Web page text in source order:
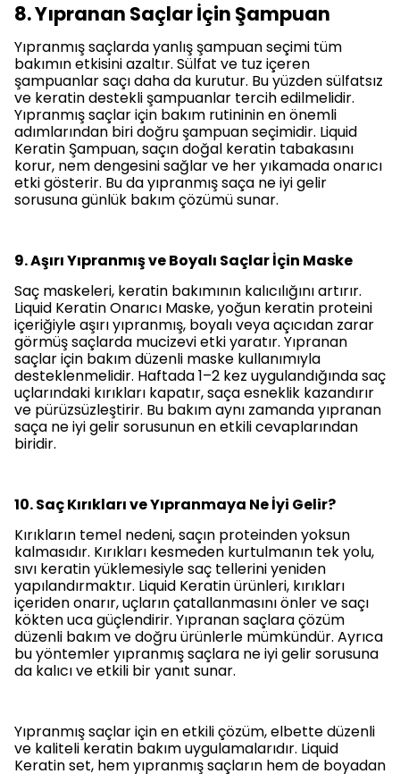
8. Yıpranan Saçlar İçin Şampuan
Yıpranmış saçlarda yanlış şampuan seçimi tüm
bakımın etkisini azaltır. Sülfat ve tuz içeren
şampuanlar saçı daha da kurutur. Bu yüzden sülfatsız
ve keratin destekli şampuanlar tercih edilmelidir.
Yıpranmış saçlar için bakım rutininin en önemli
adımlarından biri doğru şampuan seçimidir. Liquid
Keratin Şampuan, saçın doğal keratin tabakasını
korur, nem dengesini sağlar ve her yıkamada onarıcı
etki gösterir. Bu dayıpranmış saça ne iyi gelir
sorusuna günlük bakım çözümü sunar.
9. Aşırı Yıpranmış ve Boyalı Saçlar İçin Maske
Saç maskeleri, keratin bakımının kalıcılığını artırır.
Liquid Keratin Onarıcı Maske, yoğun keratin proteini
içeriğiyle aşırı yıpranmış, boyalı veya açıcıdan zarar
görmüş saçlarda mucizevi etki yaratır. Yıpranan
saçlar için bakımdüzenli maske kullanımıyla
desteklenmelidir. Haftada 1–2 kez uygulandığında saç
uçlarındaki kırıkları kapatır, saça esneklik kazandırır
ve pürüzsüzleştirir. Bu bakım aynı zamandayıpranan
saça ne iyi gelirsorusunun en etkili cevaplarından
biridir.
10. Saç Kırıkları ve Yıpranmaya Ne İyi Gelir?
Kırıkların temel nedeni, saçın proteinden yoksun
kalmasıdır. Kırıkları kesmeden kurtulmanın tek yolu,
sıvı keratin yüklemesiyle saç tellerini yeniden
yapılandırmaktır. Liquid Keratin ürünleri, kırıkları
içeriden onarır, uçların çatallanmasını önler ve saçı
kökten uca güçlendirir. Yıpranan saçlara çözüm
düzenli bakım ve doğru ürünlerle mümkündür. Ayrıca
bu yöntemleryıpranmış saçlara ne iyi gelirsorusuna
da kalıcı ve etkili bir yanıt sunar.
Yıpranmış saçlar için en etkili çözüm, elbette düzenli
ve kaliteli keratin bakım uygulamalarıdır. Liquid
Keratin set, hem yıpranmış saçların hem de boyadan